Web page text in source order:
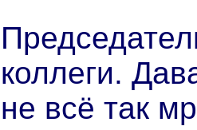
коллеги.
не всё так